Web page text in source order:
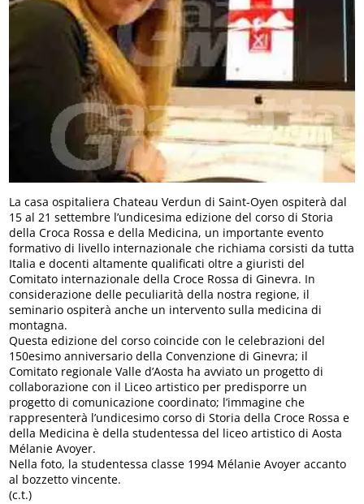
La casa ospitaliera Chateau Verdun di Saint-Oyen ospiterà dal
15 al 21 settembre l’undicesima edizione del corso di Storia
della Croca Rossa e della Medicina, un importante evento
formativo di livello internazionale che richiama corsisti da tutta
Italia e docenti altamente qualificati oltre a giuristi del
Comitato internazionale della Croce Rossa di Ginevra. In
considerazione delle peculiarità della nostra regione, il
seminario ospiterà anche un intervento sulla medicina di
montagna.
Questa edizione del corso coincide con le celebrazioni del
150esimo anniversario della Convenzione di Ginevra; il
Comitato regionale Valle d’Aosta ha avviato un progetto di
collaborazione con il Liceo artistico per predisporre un
progetto di comunicazione coordinato; l’immagine che
rappresenterà l’undicesimo corso di Storia della Croce Rossa e
della Medicina è della studentessa del liceo artistico di Aosta
Mélanie Avoyer.
Nella foto, la studentessa classe 1994 Mélanie Avoyer accanto
al bozzetto vincente.
(c.t.)